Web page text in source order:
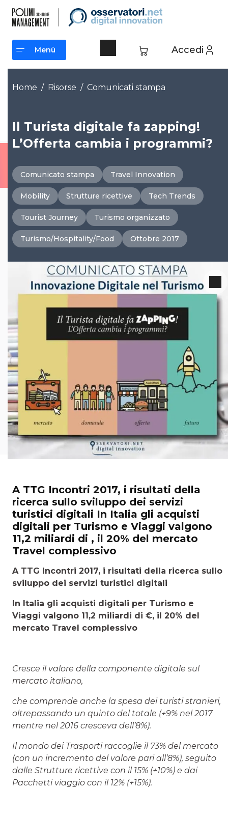
contenuto
Accedi
Menù
Menù
Home / Risorse / Comunicati stampa
Il Turista digitale fa zapping!
L’Offerta cambia i programmi?
Comunicato stampa Travel Innovation
Mobility Strutture ricettive Tech Trends
Tourist Journey Turismo organizzato
Turismo/Hospitality/Food Ottobre 2017
A TTG Incontri 2017, i risultati della
ricerca sullo sviluppo dei servizi
turistici digitali In Italia gli acquisti
digitali per Turismo e Viaggi valgono
11,2 miliardi di , il 20% del mercato
Travel complessivo
A TTG Incontri 2017, i risultati della ricerca sullo
sviluppo dei servizi turistici digitali
In Italia gli acquisti digitali per Turismo e
Viaggi valgono 11,2 miliardi di €, il 20% del
mercato Travel complessivo
Cresce il valore della componente digitale sul
mercato italiano,
che comprende anche la spesa dei turisti stranieri,
oltrepassando un quinto del totale (+9% nel 2017
mentre nel 2016 cresceva dell’8%).
Il mondo dei Trasporti raccoglie il 73% del mercato
(con un incremento del valore pari all’8%), seguito
dalle Strutture ricettive con il 15% (+10%) e dai
Pacchetti viaggio con il 12% (+15%).